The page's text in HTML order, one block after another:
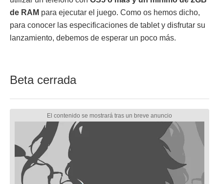
de RAM para ejecutar el juego. Como os hemos dicho,
para conocer las especificaciones de tablet y disfrutar su
lanzamiento, debemos de esperar un poco más.
Beta cerrada